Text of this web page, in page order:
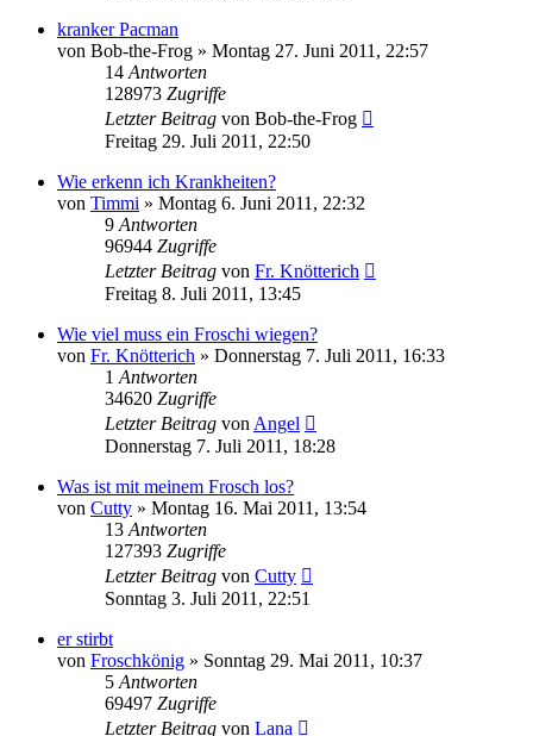
kranker Pacman
von Bob-the-Frog » Montag 27. Juni 2011, 22:57
14 Antworten
128973 Zugriffe
Letzter Beitrag von Bob-the-Frog
Freitag 29. Juli 2011, 22:50
Wie erkenn ich Krankheiten?
von Timmi » Montag 6. Juni 2011, 22:32
9 Antworten
96944 Zugriffe
Letzter Beitrag von Fr. Knötterich
Freitag 8. Juli 2011, 13:45
Wie viel muss ein Froschi wiegen?
von Fr. Knötterich » Donnerstag 7. Juli 2011, 16:33
1 Antworten
34620 Zugriffe
Letzter Beitrag von Angel
Donnerstag 7. Juli 2011, 18:28
Was ist mit meinem Frosch los?
von Cutty » Montag 16. Mai 2011, 13:54
13 Antworten
127393 Zugriffe
Letzter Beitrag von Cutty
Sonntag 3. Juli 2011, 22:51
er stirbt
von Froschkönig » Sonntag 29. Mai 2011, 10:37
5 Antworten
69497 Zugriffe
Letzter Beitrag von Lana